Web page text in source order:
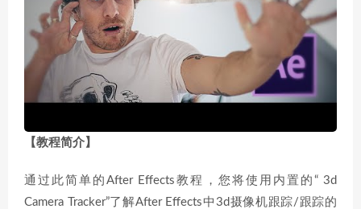
【教程简介】
通过此简单的After Effects教程，您将使用内置的“ 3d
Camera Tracker”了解After Effects中3d摄像机跟踪/跟踪的